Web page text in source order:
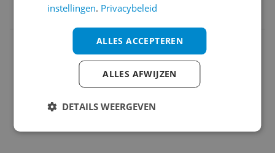
4210201428695
Algemeen
Overige kenmerken
Productinformatie
instellingen. Privacybeleid
ALLES ACCEPTEREN
ALLES AFWIJZEN
DETAILS WEERGEVEN